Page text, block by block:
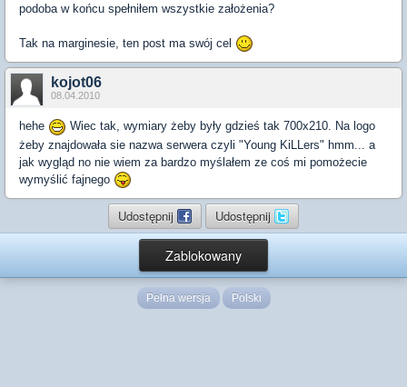
podoba w końcu spełniłem wszystkie założenia?
Tak na marginesie, ten post ma swój cel
kojot06
08.04.2010
hehe
Wiec tak, wymiary żeby były gdzieś tak 700x210. Na logo
żeby znajdowała sie nazwa serwera czyli "Young KiLLers" hmm... a
jak wygląd no nie wiem za bardzo myślałem ze coś mi pomożecie
wymyślić fajnego
Udostępnij Udostępnij
Zablokowany
Pełna wersja Polski